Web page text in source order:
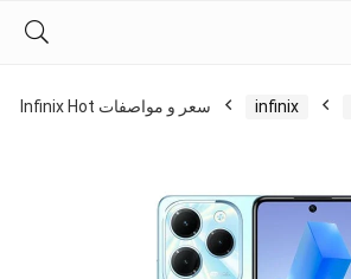
infinix
سعر و مواصفات Infinix Hot